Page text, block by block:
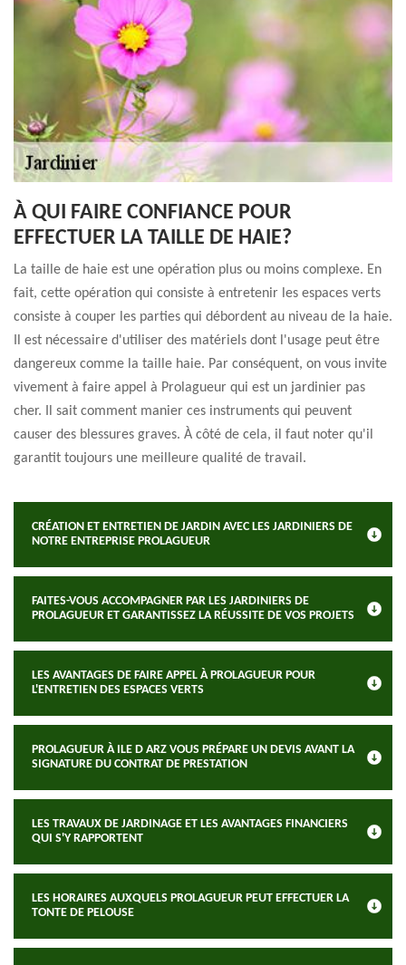
À QUI FAIRE CONFIANCE POUR
EFFECTUER LA TAILLE DE HAIE?
La taille de haie est une opération plus ou moins complexe. En
fait, cette opération qui consiste à entretenir les espaces verts
consiste à couper les parties qui débordent au niveau de la haie.
Il est nécessaire d'utiliser des matériels dont l'usage peut être
dangereux comme la taille haie. Par conséquent, on vous invite
vivement à faire appel à Prolagueur qui est un jardinier pas
cher. Il sait comment manier ces instruments qui peuvent
causer des blessures graves. À côté de cela, il faut noter qu'il
garantit toujours une meilleure qualité de travail.
CRÉATION ET ENTRETIEN DE JARDIN AVEC LES JARDINIERS DE
NOTRE ENTREPRISE PROLAGUEUR
FAITES-VOUS ACCOMPAGNER PAR LES JARDINIERS DE
PROLAGUEUR ET GARANTISSEZ LA RÉUSSITE DE VOS PROJETS
LES AVANTAGES DE FAIRE APPEL À PROLAGUEUR POUR
L'ENTRETIEN DES ESPACES VERTS
PROLAGUEUR À ILE D ARZ VOUS PRÉPARE UN DEVIS AVANT LA
SIGNATURE DU CONTRAT DE PRESTATION
LES TRAVAUX DE JARDINAGE ET LES AVANTAGES FINANCIERS
QUI S'Y RAPPORTENT
LES HORAIRES AUXQUELS PROLAGUEUR PEUT EFFECTUER LA
TONTE DE PELOUSE